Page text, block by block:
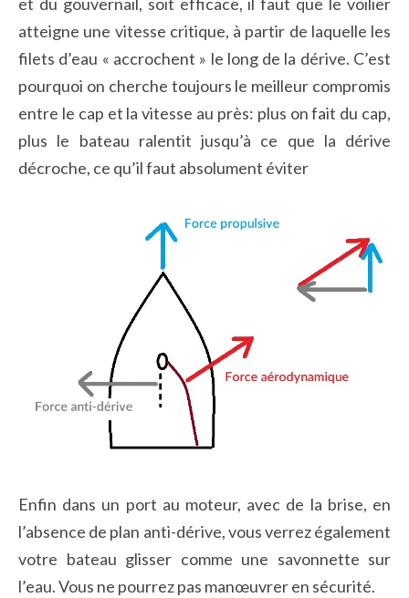
atteigne une vitesse critique, à partir de laquelle les
filets d’eau « accrochent » le long de la dérive. C’est
pourquoi on cherche toujours le meilleur compromis
entre le cap et la vitesse au près: plus on fait du cap,
plus le bateau ralentit jusqu’à ce que la dérive
décroche, ce qu’il faut absolument éviter
Enfin dans un port au moteur, avec de la brise, en
l’absence de plan anti-dérive, vous verrez également
votre bateau glisser comme une savonnette sur
l’eau. Vous ne pourrez pas manœuvrer en sécurité.